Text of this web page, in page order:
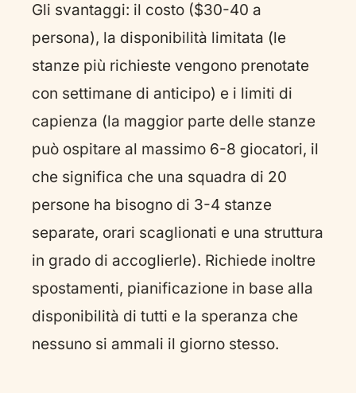
Gli svantaggi: il costo ($30-40 a
persona), la disponibilità limitata (le
stanze più richieste vengono prenotate
con settimane di anticipo) e i limiti di
capienza (la maggior parte delle stanze
può ospitare al massimo 6-8 giocatori, il
che significa che una squadra di 20
persone ha bisogno di 3-4 stanze
separate, orari scaglionati e una struttura
in grado di accoglierle). Richiede inoltre
spostamenti, pianificazione in base alla
disponibilità di tutti e la speranza che
nessuno si ammali il giorno stesso.